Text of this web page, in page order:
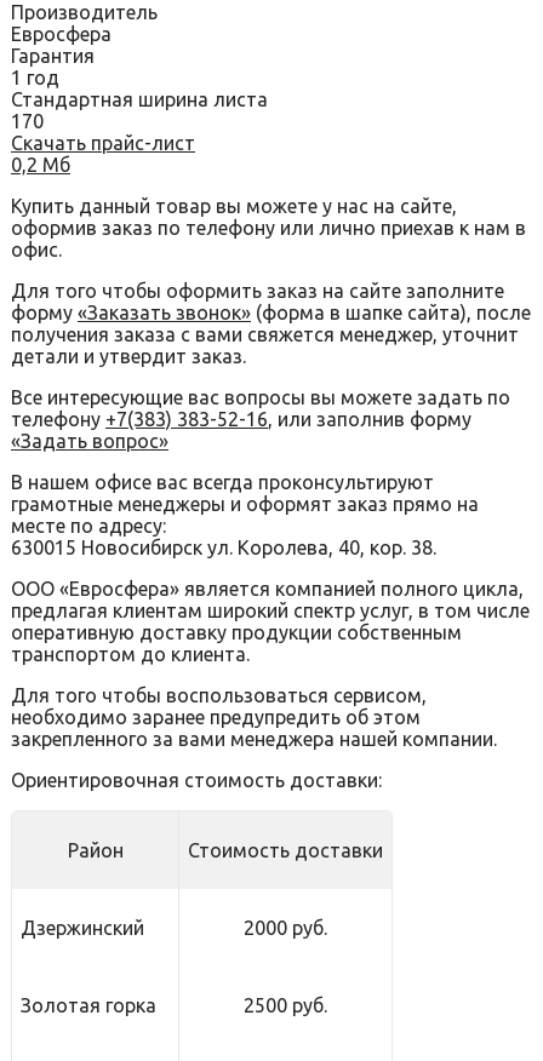
Производитель
Евросфера
Гарантия
1 год
Стандартная ширина листа
170
Скачать прайс-лист
0,2 Мб
Купить данный товар вы можете у нас на сайте,
оформив заказ по телефону или лично приехав к нам в
офис.
Для того чтобы оформить заказ на сайте заполните
форму «Заказать звонок» (форма в шапке сайта), после
получения заказа с вами свяжется менеджер, уточнит
детали и утвердит заказ.
Все интересующие вас вопросы вы можете задать по
телефону +7(383) 383-52-16, или заполнив форму
«Задать вопрос»
В нашем офисе вас всегда проконсультируют
грамотные менеджеры и оформят заказ прямо на
месте по адресу:
630015 Новосибирск ул. Королева, 40, кор. 38.
ООО «Евросфера» является компанией полного цикла,
предлагая клиентам широкий спектр услуг, в том числе
оперативную доставку продукции собственным
транспортом до клиента.
Для того чтобы воспользоваться сервисом,
необходимо заранее предупредить об этом
закрепленного за вами менеджера нашей компании.
Ориентировочная стоимость доставки:
Район Стоимость доставки
Дзержинский 2000 руб.
Золотая горка 2500 руб.